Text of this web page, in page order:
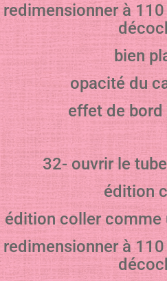
redimensionner à
bien
opacité du
effet de
32- ouvrir le
édition
édition coller comme
redimensionner à